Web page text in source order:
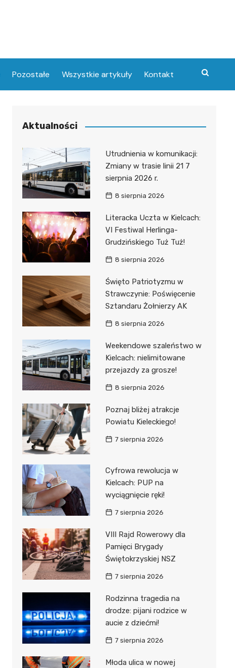
Pozostałe Wszystkie artykuły Kontakt
Aktualności
Utrudnienia w komunikacji:
Zmiany w trasie linii 21 7
sierpnia 2026 r.
8 sierpnia 2026
Literacka Uczta w Kielcach:
VI Festiwal Herlinga-
Grudzińskiego Tuż Tuż!
8 sierpnia 2026
Święto Patriotyzmu w
Strawczynie: Poświęcenie
Sztandaru Żołnierzy AK
8 sierpnia 2026
Weekendowe szaleństwo w
Kielcach: nielimitowane
przejazdy za grosze!
8 sierpnia 2026
Poznaj bliżej atrakcje
Powiatu Kieleckiego!
7 sierpnia 2026
Cyfrowa rewolucja w
Kielcach: PUP na
wyciągnięcie ręki!
7 sierpnia 2026
VIII Rajd Rowerowy dla
Pamięci Brygady
Świętokrzyskiej NSZ
7 sierpnia 2026
Rodzinna tragedia na
drodze: pijani rodzice w
aucie z dziećmi!
7 sierpnia 2026
Młoda ulica w nowej